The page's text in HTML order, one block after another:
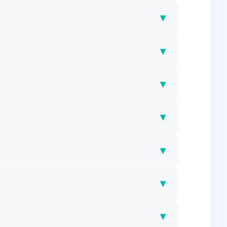
▾
▾
▾
▾
▾
▾
▾